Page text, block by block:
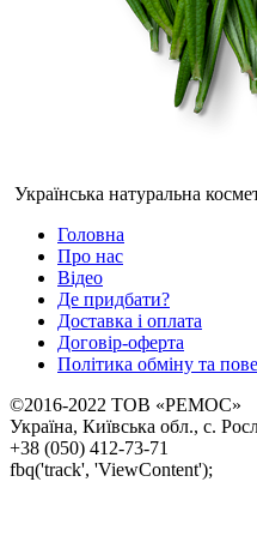
Українська натуральна
Головна
Про нас
Відео
Де придбати?
Доставка і оплата
Договір-оферта
Політика обміну та
©2016-2022 ТОВ «РЕМОС»
Україна, Київська обл., с.
+38 (050) 412-73-71
fbq('track', 'ViewContent');